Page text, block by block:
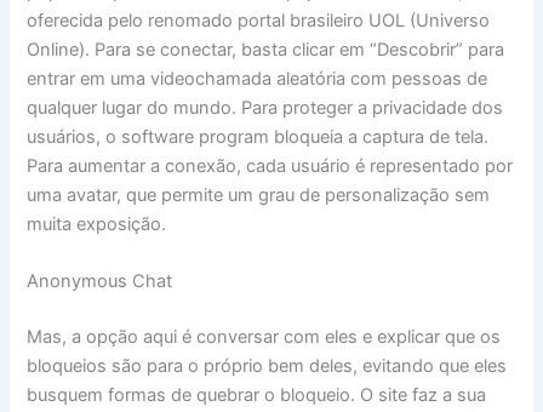
oferecida pelo renomado portal brasileiro UOL (Universo
Online). Para se conectar, basta clicar em “Descobrir” para
entrar em uma videochamada aleatória com pessoas de
qualquer lugar do mundo. Para proteger a privacidade dos
usuários, o software program bloqueia a captura de tela.
Para aumentar a conexão, cada usuário é representado por
uma avatar, que permite um grau de personalização sem
muita exposição.
Anonymous Chat
Mas, a opção aqui é conversar com eles e explicar que os
bloqueios são para o próprio bem deles, evitando que eles
busquem formas de quebrar o bloqueio. O site faz a sua